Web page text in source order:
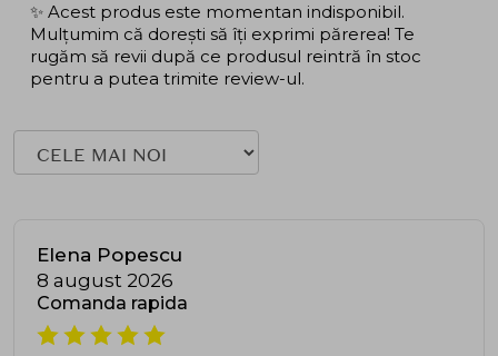
✨ Acest produs este momentan indisponibil.
Mulțumim că dorești să îți exprimi părerea! Te
rugăm să revii după ce produsul reintră în stoc
pentru a putea trimite review-ul.
Elena Popescu
8 august 2026
Comanda rapida